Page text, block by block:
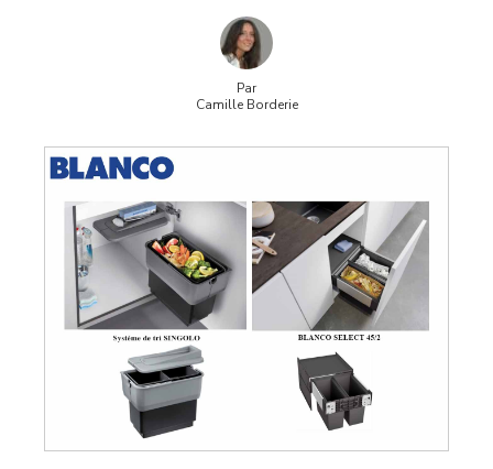
Par
Camille Borderie